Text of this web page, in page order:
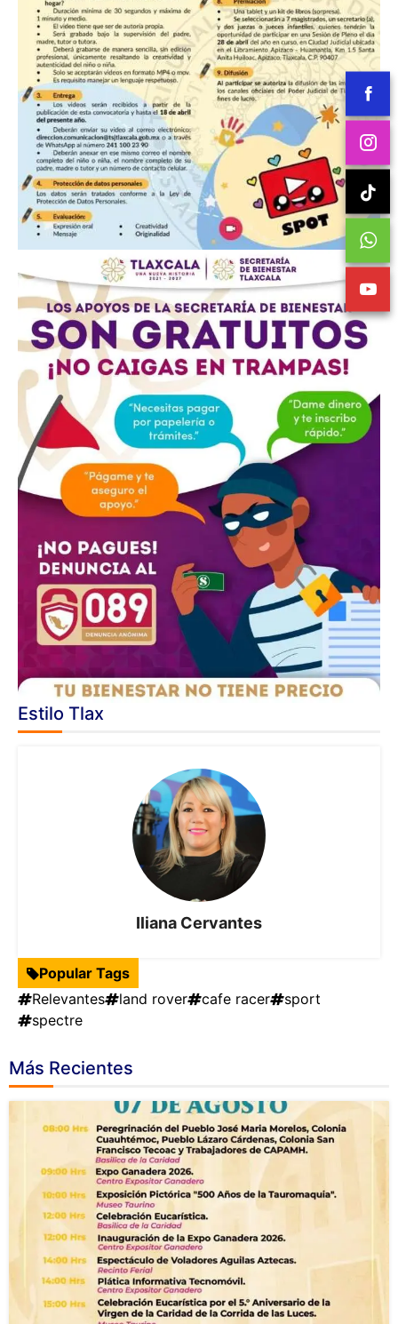
Estilo Tlax
Iliana Cervantes
Popular Tags
Relevantes
land rover cafe racer
sport
spectre
Más Recientes